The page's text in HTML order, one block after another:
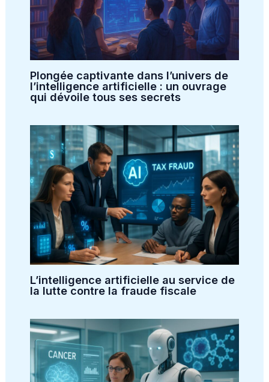
Plongée captivante dans l’univers de
l’intelligence artificielle : un ouvrage
qui dévoile tous ses secrets
L’intelligence artificielle au service de
la lutte contre la fraude fiscale